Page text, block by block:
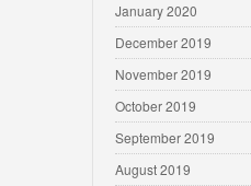
January 2020
December 2019
November 2019
October 2019
September 2019
August 2019